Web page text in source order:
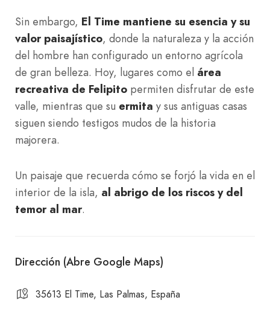
Sin embargo, El Time mantiene su esencia y su
valor paisajístico, donde la naturaleza y la acción
del hombre han configurado un entorno agrícola
de gran belleza. Hoy, lugares como el área
recreativa de Felipito permiten disfrutar de este
valle, mientras que su ermita y sus antiguas casas
siguen siendo testigos mudos de la historia
majorera.
Un paisaje que recuerda cómo se forjó la vida en el
interior de la isla, al abrigo de los riscos y del
temor al mar.
Dirección (Abre Google Maps)
35613 El Time, Las Palmas, España